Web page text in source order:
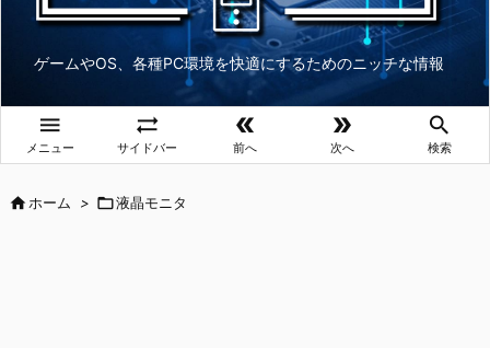
ゲームやOS、各種PC環境を快適にするためのニッチな情報

メニュー

サイドバー

前へ

次へ

検索
ホーム > 液晶モニタ